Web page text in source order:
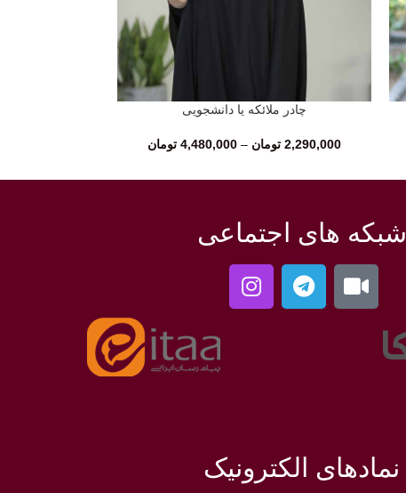
انتخاب گزینه‌هاچادر ملائکه یا دانشجویی
2,290,000 تومان –
4,480,000 تومان
شبکه های اجتماعی
نمادهای الکترونیک